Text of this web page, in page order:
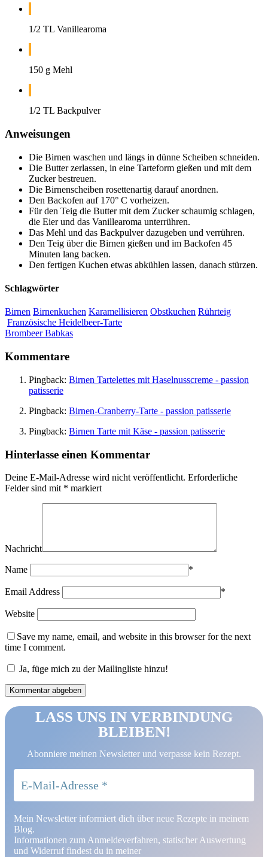
1/2 TL Vanillearoma
150 g Mehl
1/2 TL Backpulver
Anweisungen
Die Birnen waschen und längs in dünne Scheiben schneiden.
Die Butter zerlassen, in eine Tarteform gießen und mit dem
Zucker bestreuen.
Die Birnenscheiben rosettenartig darauf anordnen.
Den Backofen auf 170° C vorheizen.
Für den Teig die Butter mit dem Zucker schaumig schlagen,
die Eier und das Vanillearoma unterrühren.
Das Mehl und das Backpulver dazugeben und verrühren.
Den Teig über die Birnen gießen und im Backofen 45
Minuten lang backen.
Den fertigen Kuchen etwas abkühlen lassen, danach stürzen.
Schlagwörter
Birnen Birnenkuchen Karamellisieren Obstkuchen Rührteig
Französische Heidelbeer-Tarte
Brombeer Babkas
Kommentare
Pingback: Birnen Tartelettes mit Haselnusscreme - passion
patisserie
Pingback: Birnen-Cranberry-Tarte - passion patisserie
Pingback: Birnen Tarte mit Käse - passion patisserie
Hinterlasse einen Kommentar
Deine E-Mail-Adresse wird nicht veröffentlicht. Erforderliche
Felder sind mit * markiert
Nachricht
Name *
Email Address *
Website
Save my name, email, and website in this browser for the next
time I comment.
Ja, füge mich zu der Mailingliste hinzu!
LASS UNS IN VERBINDUNG
BLEIBEN!
Abonniere meinen Newsletter und verpasse kein Rezept.
Mein Newsletter informiert dich über neue Rezepte in meinem
Blog.
Informationen zum Anmeldeverfahren, statischer Auswertung
und Widerruf findest du in meiner